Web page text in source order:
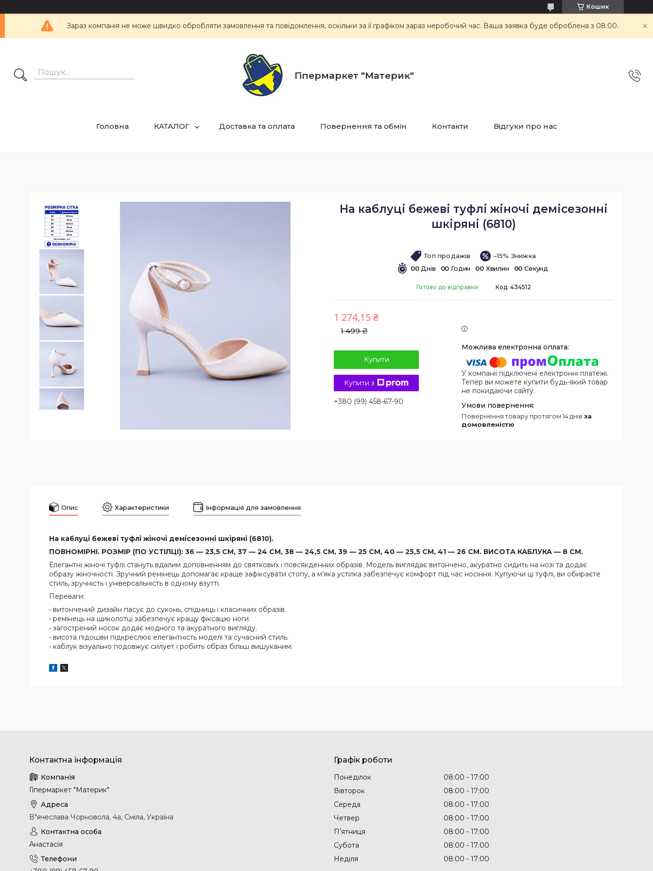
Кошик
Зараз компанія не може швидко обробляти замовлення та повідомлення, оскільки за її графіком зараз неробочий час. Ваша заявка буде оброблена з 08:00.
Гіпермаркет "Материк"
Головна КАТАЛОГ Доставка та оплата Повернення та обмін Контакти Відгуки про нас
На каблуці бежеві туфлі жіночі демісезонні
шкіряні (6810)
Топ продажів
–15%
00 Днів 00 Годин 00 Хвилин 00 Секунд
Готово до відправки Код: 434512
1 499 ₴
1 274,15 ₴
Купити
Купити з
+380 (99) 458-67-90
У компанії підключені електронні платежі.
Тепер ви можете купити будь-який товар
не покидаючи сайту.
повернення товару протягом 14 днів за
домовленістю
Опис Характеристики Інформація для замовлення
На каблуці бежеві туфлі жіночі демісезонні шкіряні (6810).
ПОВНОМІРНІ. РОЗМІР (ПО УСТІЛЦІ): 36 — 23,5 СМ, 37 — 24 СМ, 38 — 24,5 СМ, 39 — 25 СМ, 40 — 25,5 СМ, 41 — 26 СМ. ВИСОТА КАБЛУКА — 8 СМ.
Елегантні жіночі туфлі стануть вдалим доповненням до святкових і повсякденних образів. Модель виглядає витончено, акуратно сидить на нозі та додає
образу жіночності. Зручний ремінець допомагає краще зафіксувати стопу, а м’яка устілка забезпечує комфорт під час носіння. Купуючи ці туфлі, ви обираєте
стиль, зручність і універсальність в одному взутті.
Переваги:
• витончений дизайн пасує до суконь, спідниць і класичних образів.
• ремінець на щиколотці забезпечує кращу фіксацію ноги.
• загострений носок додає модного та акуратного вигляду.
• висота підошви підкреслює елегантність моделі та сучасний стиль.
• каблук візуально подовжує силует і робить образ більш вишуканим.
Гіпермаркет "Материк"
В"ячеслава Чорновола, 4а, Сміла, Україна
Анастасія
Графік роботи
Понеділок 08:00
17:00
Вівторок
08:00
17:00
Середа
08:00
17:00
Четвер
08:00
17:00
Пʼятниця
08:00
17:00
Субота
08:00
17:00
Неділя
08:00 17:00